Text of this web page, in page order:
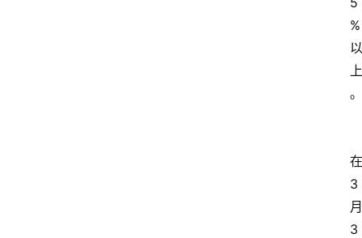
%
以
上
。
在
3
月
3